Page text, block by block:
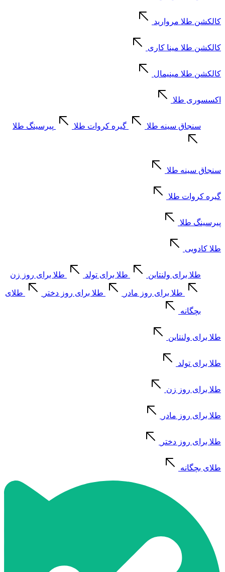
کالکشن طلا مروارید
کالکشن طلا مینا کاری
کالکشن طلا مینیمال
اکسسوری طلا
سنجاق سینه طلا گیره کروات طلا پیرسینگ طلا
سنجاق سینه طلا
گیره کروات طلا
پیرسینگ طلا
طلا کادویی
طلا برای ولنتاین طلا برای تولد طلا برای روز زن
طلا برای روز مادر طلا برای روز دختر طلای
بچگانه
طلا برای ولنتاین
طلا برای تولد
طلا برای روز زن
طلا برای روز مادر
طلا برای روز دختر
طلای بچگانه